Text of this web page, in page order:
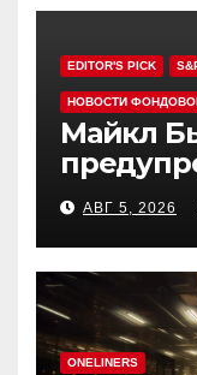
EDITOR'S PICK
НОВОСТИ
Майкл
рынка
500
АВГ 5, 2026
ONELINERS